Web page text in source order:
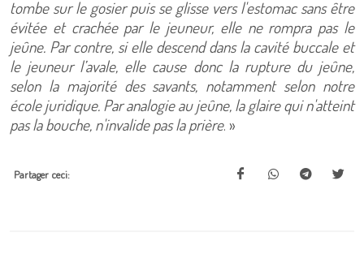
tombe sur le gosier puis se glisse vers l'estomac sans être
évitée et crachée par le jeuneur, elle ne rompra pas le
jeûne. Par contre, si elle descend dans la cavité buccale et
le jeuneur l’avale, elle cause donc la rupture du jeûne,
selon la majorité des savants, notamment selon notre
école juridique. Par analogie au jeûne, la glaire qui n'atteint
pas la bouche, n'invalide pas la prière. »
Partager ceci: